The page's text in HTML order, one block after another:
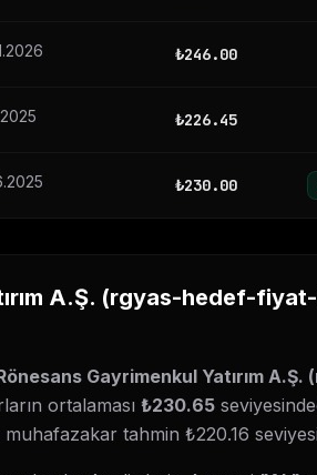
₺246.00
₺226.45
₺230.00
A.Ş. (rgyas-hedef-
Gayrimenkul Yatırım A.Ş. (
ortalaması ₺230.65
muhafazakar tahmin ₺220.16